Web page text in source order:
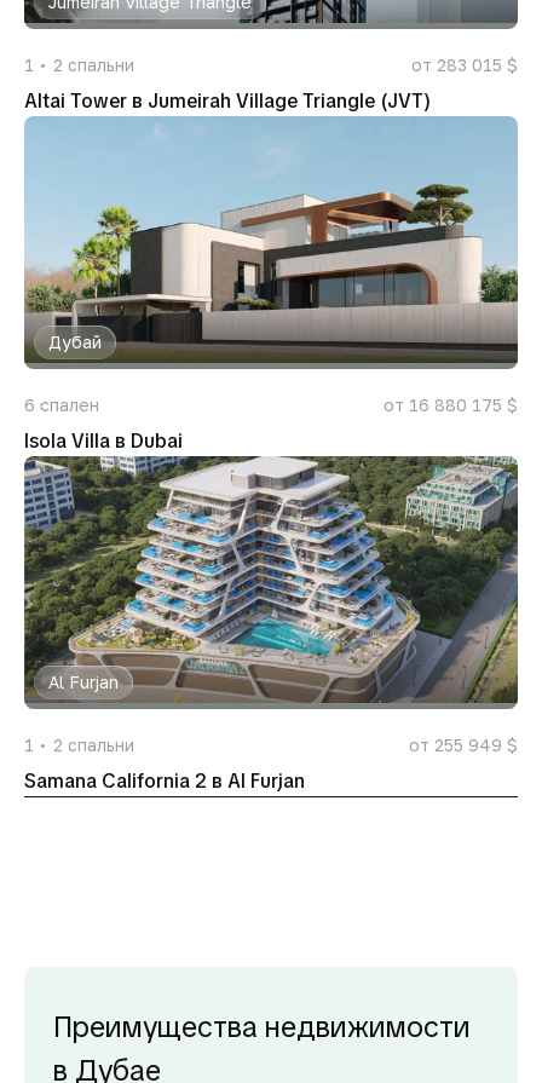
1 2 спальни от 283 015 $
Altai Tower в Jumeirah Village Triangle (JVT)
Дубай
6 спален от 16 880 175 $
Isola Villa в Dubai
Al Furjan
1 2 спальни от 255 949 $
Samana California 2 в Al Furjan
Преимущества недвижимости
в Дубае